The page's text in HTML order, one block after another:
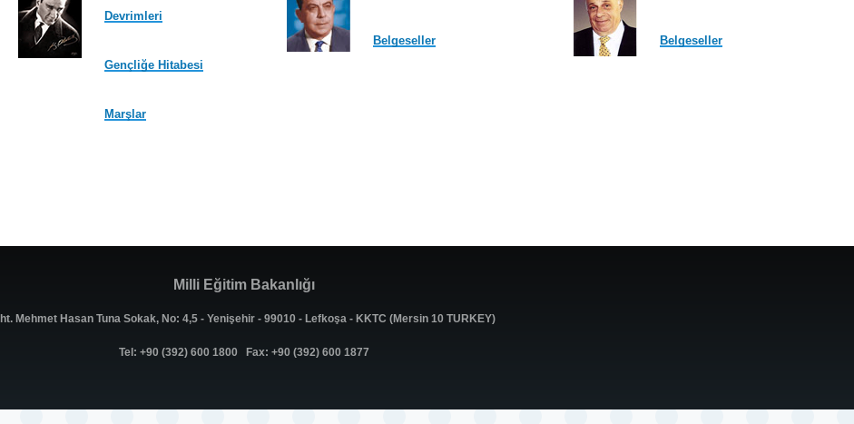
Devrimleri
Gençliğe Hitabesi
Marşlar
Belgeseller Belgeseller
Milli Eğitim Bakanlığı
Mehmet Hasan Tuna Sokak, No: 4,5 - Yenişehir - 99010 - Lefkoşa - KKTC (Mersin 10 TURKEY)
Tel: +90 (392) 600 1800 Fax: +90 (392) 600 1877